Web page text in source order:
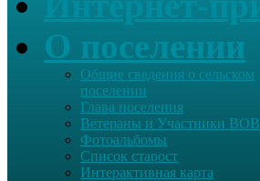
О поселении
Общие сведения о сельском
поселении
Глава поселения
Ветераны и Участники ВОВ
Фотоальбомы
Список старост
Интерактивная карта